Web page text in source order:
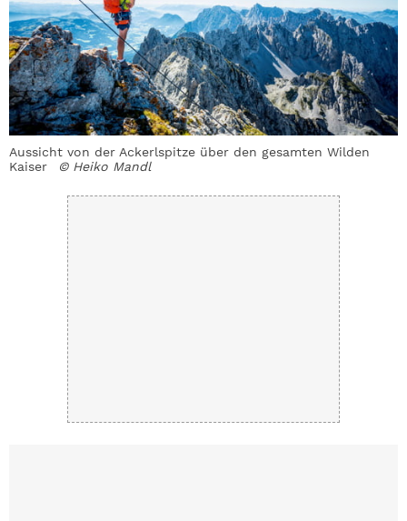
Aussicht von der Ackerlspitze über den gesamten Wilden
Kaiser
© Heiko Mandl